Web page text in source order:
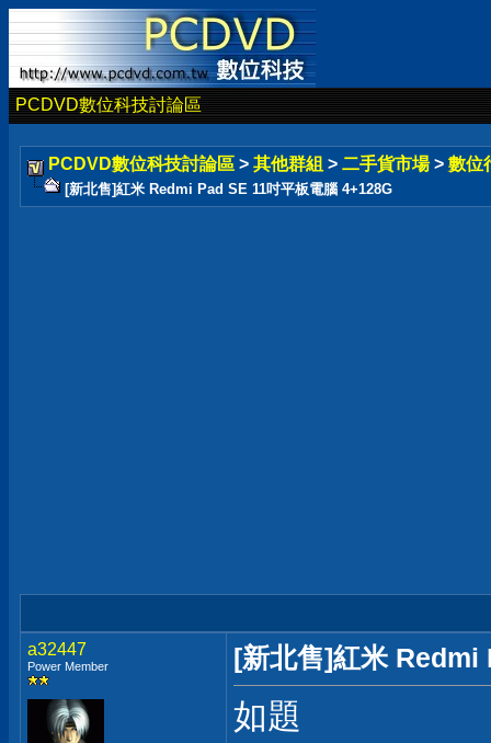
PCDVD數位科技討論區
PCDVD數位科技討論區 > 其他群組 > 二手貨市場 > 數位
[新北售]紅米 Redmi Pad SE 11吋平板電腦 4+128G
a32447
Power Member [新北售]紅米 Redmi
如題